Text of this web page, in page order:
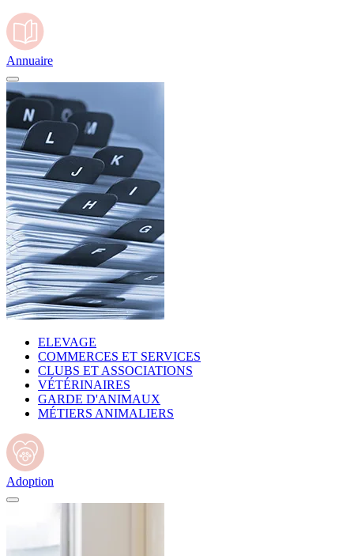
Annuaire
ELEVAGE
COMMERCES ET SERVICES
CLUBS ET ASSOCIATIONS
VÉTÉRINAIRES
GARDE D'ANIMAUX
MÉTIERS ANIMALIERS
Adoption